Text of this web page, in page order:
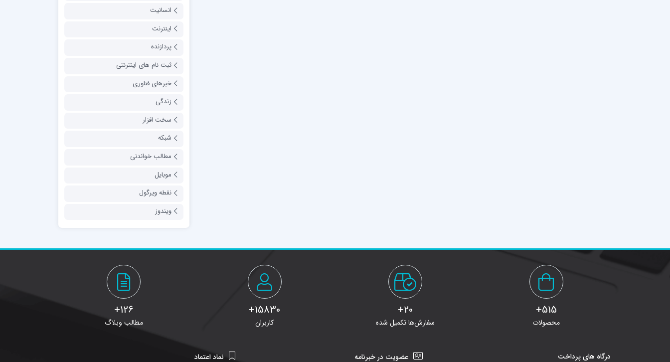
انسانیت
اینترنت
پردازنده
ثبت نام های اینترنتی
خبرهای فناوری
زندگی
سخت افزار
شبکه
مطالب خواندنی
موبایل
نقطه ویرگول
ویندوز
515+
محصولات
20+
سفارش‌ها تکمیل شده
15830+
کاربران
126+
مطالب وبلاگ
درگاه های پرداخت عضویت در خبرنامه نماد اعتماد